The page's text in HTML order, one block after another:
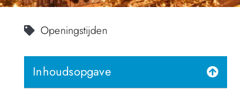
Openingstijden
Inhoudsopgave